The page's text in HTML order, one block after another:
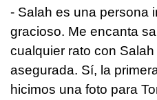
- Salah es una persona
gracioso. Me encanta
cualquier rato con
asegurada. Sí, la
hicimos una foto para